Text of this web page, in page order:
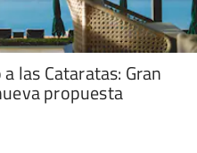
las Cataratas: Gran
propuesta